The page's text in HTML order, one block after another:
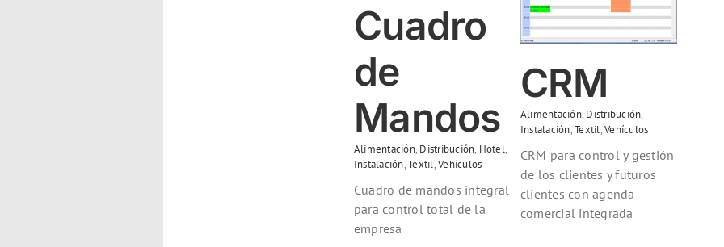
Cuadro
de
Mandos
Alimentación, Distribución, Hotel,
Instalación,Textil,Vehículos
Cuadro de mandos integral
para control total de la
empresa
Instalación Textil Vehículos
CRM
Alimentación, Distribución,
Instalación,Textil,Vehículos
CRM para control y gestión
de los clientes y futuros
clientes con agenda
comercial integrada